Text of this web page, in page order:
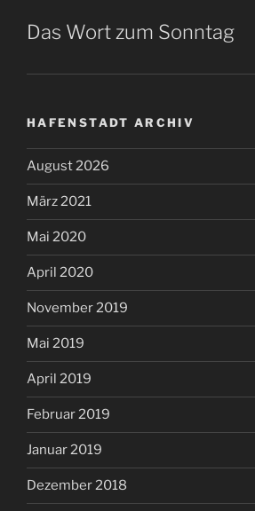
Das Wort zum Sonntag
HAFENSTADT ARCHIV
August 2026
März 2021
Mai 2020
April 2020
November 2019
Mai 2019
April 2019
Februar 2019
Januar 2019
Dezember 2018